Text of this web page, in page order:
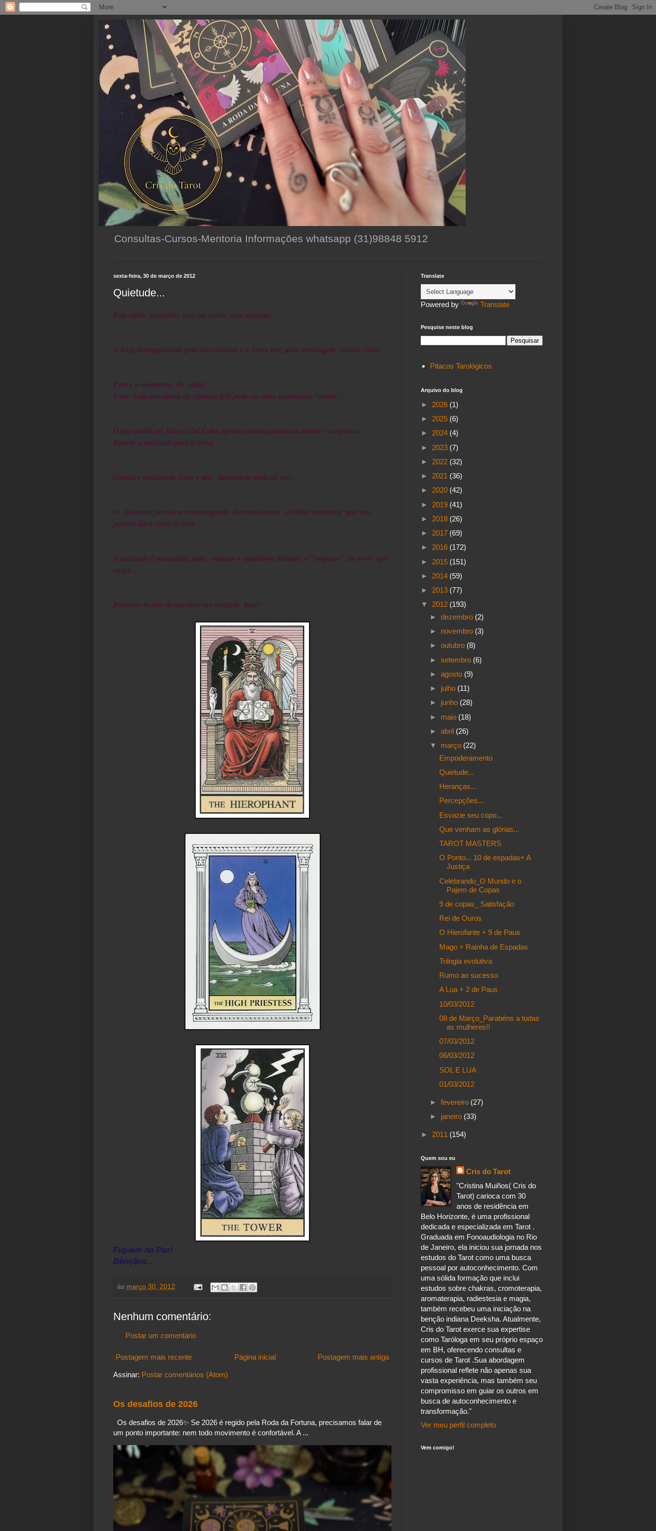
Consultas-Cursos-Mentoria Informações whatsapp (31)98848 5912
sexta-feira, 30 de março de 2012
Quietude...
Este sábio Sacerdote está em todas essa semana...
E hoje,acompanhado pela Sacerdotisa e a Torre,traz uma mensagem muito clara.
Este é o momento de calar...
Usar toda sabedoria do silêncio.Ele pode ser uma verdadeira "arma".
O que podia ser feito,já foi.Cabe agora esperar,aquietar a mente e o espírito.
Buscar a quietude para a alma.
Grandes mudanças virão e não dependem mais de nós...
O Universo já está se encarregando de transformar a velha estrutura que aos
poucos dava sinal de ruir.
A quietude é necessária para manter o equilíbrio durante o "impacto" do novo que
surge...
Preserve-se,não desperdice sua energia hoje!
Fiquem na Paz!
Bênçãos...
às março 30, 2012
Nenhum comentário:
Postar um comentário
Postagem mais recente Postagem mais antiga
Página inicial
Assinar: Postar comentários (Atom)
Os desafios de 2026
Os desafios de 2026✨️ Se 2026 é regido pela Roda da Fortuna, precisamos falar de
um ponto importante: nem todo movimento é confortável. A ...
Translate
Powered by Translate
Pesquise neste blog
Pitacos Tarológicos
Arquivo do blog
► 2026 (1)
► 2025 (6)
► 2024 (4)
► 2023 (7)
► 2022 (32)
► 2021 (36)
► 2020 (42)
► 2019 (41)
► 2018 (26)
► 2017 (69)
► 2016 (172)
► 2015 (151)
► 2014 (59)
► 2013 (77)
▼ 2012 (193)
► dezembro (2)
► novembro (3)
► outubro (8)
► setembro (6)
► agosto (9)
► julho (11)
► junho (28)
► maio (18)
► abril (26)
▼ março (22)
Empoderamento
Quietude...
Heranças...
Percepções...
Esvazie seu copo...
Que venham as glórias...
TAROT MASTERS
O Ponto... 10 de espadas+ A
Justiça
Celebrando_O Mundo e o
Pajem de Copas
9 de copas_ Satisfação
Rei de Ouros
O Hierofante + 9 de Paus
Mago + Rainha de Espadas
Trilogia evolutiva
Rumo ao sucesso
A Lua + 2 de Paus
10/03/2012
08 de Março_Parabéns a todas
as mulheres!!
07/03/2012
06/03/2012
SOL E LUA
01/03/2012
► fevereiro (27)
► janeiro (33)
► 2011 (154)
Quem sou eu
Cris do Tarot
"Cristina Muiños( Cris do
Tarot) carioca com 30
anos de residência em
Belo Horizonte, é uma profissional
dedicada e especializada em Tarot .
Graduada em Fonoaudiologia no Rio
de Janeiro, ela iniciou sua jornada nos
estudos do Tarot como uma busca
pessoal por autoconhecimento. Com
uma sólida formação que inclui
estudos sobre chakras, cromoterapia,
aromaterapia, radiestesia e magia,
também recebeu uma iniciação na
benção indiana Deeksha. Atualmente,
Cris do Tarot exerce sua expertise
como Taróloga em seu próprio espaço
em BH, oferecendo consultas e
cursos de Tarot .Sua abordagem
profissional reflete não apenas sua
vasta experiência, mas também seu
compromisso em guiar os outros em
busca de autoconhecimento e
transformação."
Ver meu perfil completo
Vem comigo!